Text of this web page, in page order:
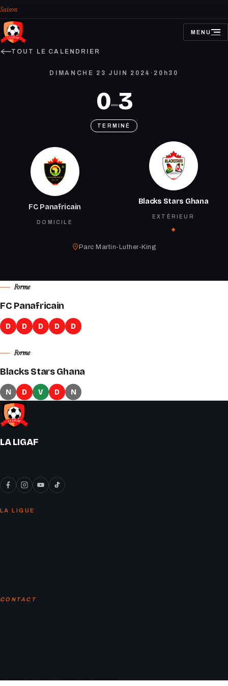
Saison
MENU
OUVRIR
LE
TOUT LE CALENDRIER
DIMANCHE 23 JUIN 2024 · 20h30
FC Panafricain
DOMICILE
0–3
TERMINÉ
Blacks Stars Ghana
EXTÉRIEUR
Parc Martin-Luther-King
Forme
FC Panafricain
D D D D D
Forme
Blacks Stars Ghana
N D V D N
LA LIGAF
LA LIGUE
CONTACT